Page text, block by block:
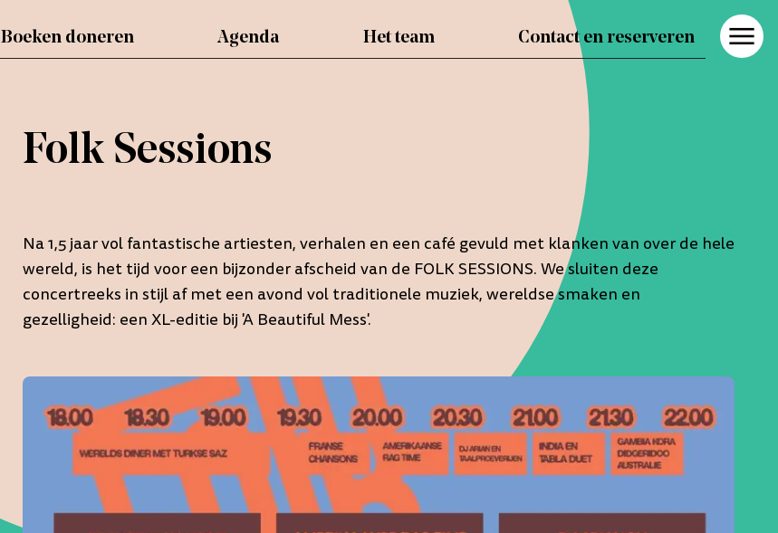
Boeken doneren Agenda Het team
Contact en reserveren
Contact en reserveren
Menukaart
Folk Sessions
Werken bij...
Werken bij...
Folk Sessions
Na 1,5 jaar vol fantastische artiesten, verhalen en een café gevuld met klanken van over de hele
wereld, is het tijd voor een bijzonder afscheid van de FOLK SESSIONS. We sluiten deze
concertreeks in stijl af met een avond vol traditionele muziek, wereldse smaken en
gezelligheid: een XL-editie bij 'A Beautiful Mess'.